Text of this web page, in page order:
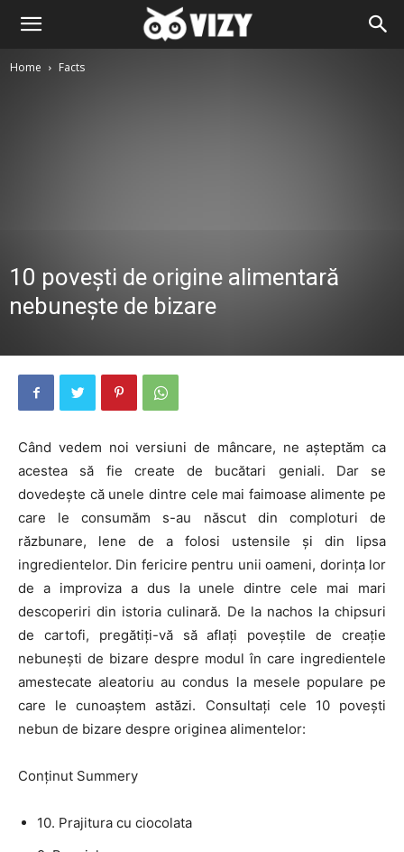
Home Facts
10 povești de origine alimentară
nebunește de bizare
Când vedem noi versiuni de mâncare, ne așteptăm ca
acestea să fie create de bucătari geniali. Dar se
dovedește că unele dintre cele mai faimoase alimente pe
care le consumăm s-au născut din comploturi de
răzbunare, lene de a folosi ustensile și din lipsa
ingredientelor. Din fericire pentru unii oameni, dorința lor
de a improviza a dus la unele dintre cele mai mari
descoperiri din istoria culinară. De la nachos la chipsuri
de cartofi, pregătiți-vă să aflați poveștile de creație
nebunești de bizare despre modul în care ingredientele
amestecate aleatoriu au condus la mesele populare pe
care le cunoaștem astăzi. Consultați cele 10 povești
nebun de bizare despre originea alimentelor:
Conținut Summery
10. Prajitura cu ciocolata